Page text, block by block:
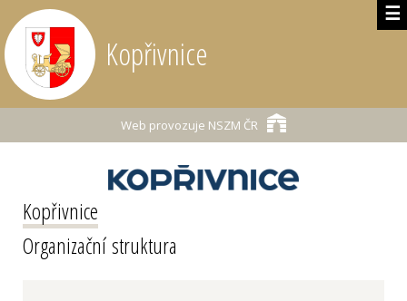
☰
Kopřivnice
Web provozuje NSZM ČR
Kopřivnice
Organizační struktura